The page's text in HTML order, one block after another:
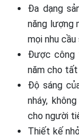
Đa dạng
năng lượng
mọi nhu
Được công
năm cho tất
Độ sáng
nháy,
cho người
Thiết kế